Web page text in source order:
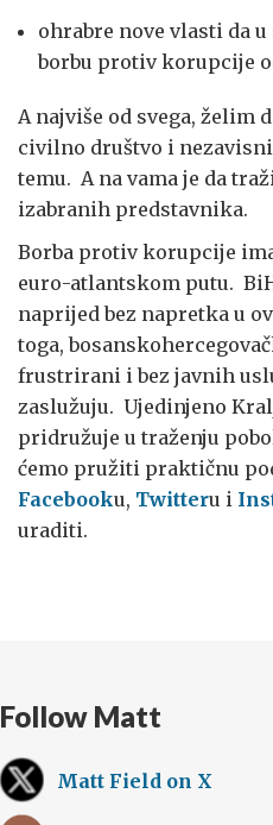
ohrabre nove vlasti da
borbu protiv korupcije
A najviše od svega, želim
civilno društvo i
temu. A na vama je da
izabranih predstavnika.
Borba protiv korupcije
euro-atlantskom putu.
naprijed bez napretka u
toga,
frustrirani i bez javnih
zaslužuju. Ujedinjeno
pridružuje u traženju
ćemo pružiti praktičnu
Facebooku, Twitteru i
uraditi.
Follow Matt
Matt Field on X